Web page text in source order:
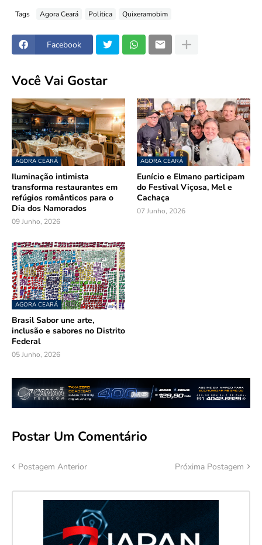
Tags Agora Ceará Política Quixeramobim
Facebook
Você Vai Gostar
AGORA CEARÁ
Iluminação intimista
transforma restaurantes em
refúgios românticos para o
Dia dos Namorados
09 Junho, 2026
AGORA CEARÁ
Eunício e Elmano participam
do Festival Viçosa, Mel e
Cachaça
07 Junho, 2026
AGORA CEARÁ
Brasil Sabor une arte,
inclusão e sabores no Distrito
Federal
05 Junho, 2026
Postar Um Comentário
Postagem Anterior Próxima Postagem